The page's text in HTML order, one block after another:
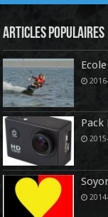
Articles Populaires